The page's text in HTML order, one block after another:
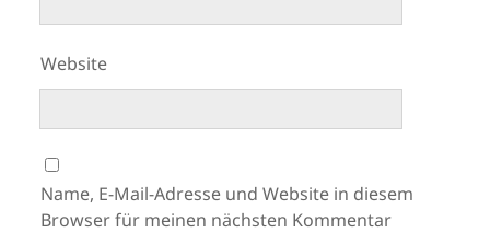
Website
Name, E-Mail-Adresse und Website in diesem
Browser für meinen nächsten Kommentar